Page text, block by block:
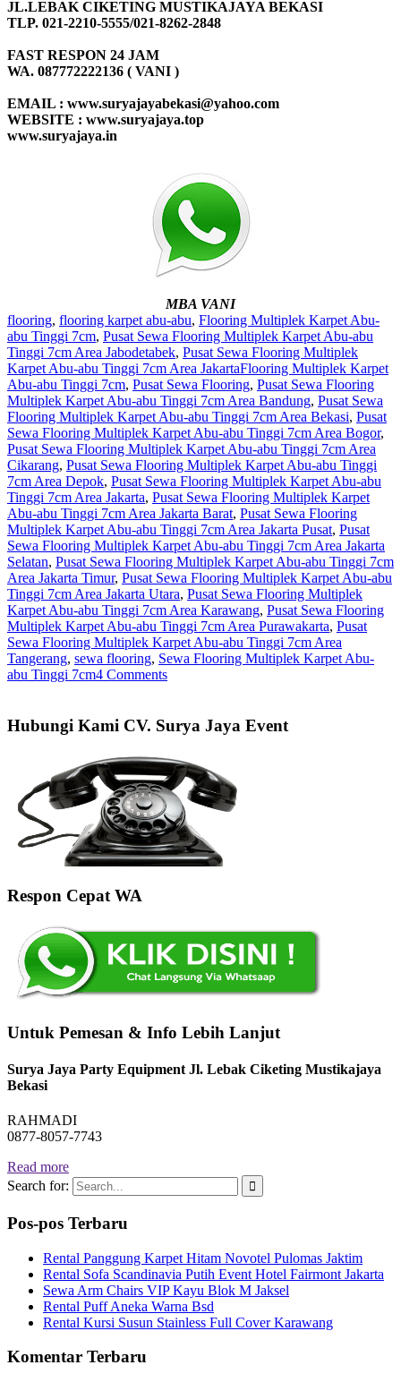
JL.LEBAK CIKETING MUSTIKAJAYA BEKASI
TLP. 021-2210-5555/021-8262-2848
FAST RESPON 24 JAM
WA. 087772222136 ( VANI )
EMAIL : www.suryajayabekasi@yahoo.com
WEBSITE : www.suryajaya.top
www.suryajaya.in
MBA VANI
flooring, flooring karpet abu-abu, Flooring Multiplek Karpet Abu-
abu Tinggi 7cm, Pusat Sewa Flooring Multiplek Karpet Abu-abu
Tinggi 7cm Area Jabodetabek, Pusat Sewa Flooring Multiplek
Karpet Abu-abu Tinggi 7cm Area JakartaFlooring Multiplek Karpet
Abu-abu Tinggi 7cm, Pusat Sewa Flooring, Pusat Sewa Flooring
Multiplek Karpet Abu-abu Tinggi 7cm Area Bandung, Pusat Sewa
Flooring Multiplek Karpet Abu-abu Tinggi 7cm Area Bekasi, Pusat
Sewa Flooring Multiplek Karpet Abu-abu Tinggi 7cm Area Bogor,
Pusat Sewa Flooring Multiplek Karpet Abu-abu Tinggi 7cm Area
Cikarang, Pusat Sewa Flooring Multiplek Karpet Abu-abu Tinggi
7cm Area Depok, Pusat Sewa Flooring Multiplek Karpet Abu-abu
Tinggi 7cm Area Jakarta, Pusat Sewa Flooring Multiplek Karpet
Abu-abu Tinggi 7cm Area Jakarta Barat, Pusat Sewa Flooring
Multiplek Karpet Abu-abu Tinggi 7cm Area Jakarta Pusat, Pusat
Sewa Flooring Multiplek Karpet Abu-abu Tinggi 7cm Area Jakarta
Selatan, Pusat Sewa Flooring Multiplek Karpet Abu-abu Tinggi 7cm
Area Jakarta Timur, Pusat Sewa Flooring Multiplek Karpet Abu-abu
Tinggi 7cm Area Jakarta Utara, Pusat Sewa Flooring Multiplek
Karpet Abu-abu Tinggi 7cm Area Karawang, Pusat Sewa Flooring
Multiplek Karpet Abu-abu Tinggi 7cm Area Purawakarta, Pusat
Sewa Flooring Multiplek Karpet Abu-abu Tinggi 7cm Area
Tangerang, sewa flooring, Sewa Flooring Multiplek Karpet Abu-
abu Tinggi 7cm4 Comments
Hubungi Kami CV. Surya Jaya Event
Respon Cepat WA
Untuk Pemesan & Info Lebih Lanjut
Surya Jaya Party Equipment Jl. Lebak Ciketing Mustikajaya
Bekasi
RAHMADI
0877-8057-7743
Read more
Search for:
Pos-pos Terbaru
Rental Panggung Karpet Hitam Novotel Pulomas Jaktim
Rental Sofa Scandinavia Putih Event Hotel Fairmont Jakarta
Sewa Arm Chairs VIP Kayu Blok M Jaksel
Rental Puff Aneka Warna Bsd
Rental Kursi Susun Stainless Full Cover Karawang
Komentar Terbaru